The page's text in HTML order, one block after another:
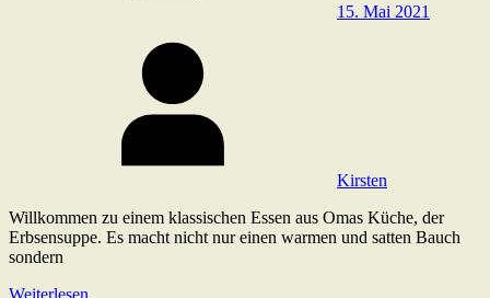
15. Mai 2021
Kirsten
Willkommen zu einem klassischen Essen aus Omas Küche, der
Erbsensuppe. Es macht nicht nur einen warmen und satten Bauch
sondern
Weiterlesen